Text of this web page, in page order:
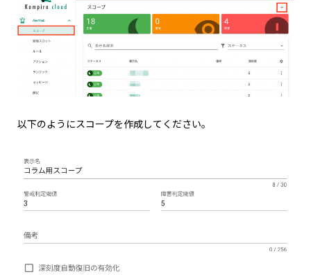
以下のようにスコープを作成してください。